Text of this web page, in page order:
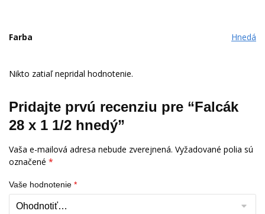
Farba Hnedá
Nikto zatiaľ nepridal hodnotenie.
Pridajte prvú recenziu pre “Falcák
28 x 1 1/2 hnedý”
Vaša e-mailová adresa nebude zverejnená. Vyžadované polia sú
označené *
Vaše hodnotenie *